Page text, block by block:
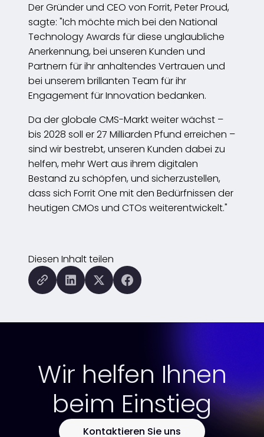
Der Gründer und CEO von Forrit, Peter Proud,
sagte: "Ich möchte mich bei den National
Technology Awards für diese unglaubliche
Anerkennung, bei unseren Kunden und
Partnern für ihr anhaltendes Vertrauen und
bei unserem brillanten Team für ihr
Engagement für Innovation bedanken.
Da der globale CMS-Markt weiter wächst –
bis 2028 soll er 27 Milliarden Pfund erreichen –
sind wir bestrebt, unseren Kunden dabei zu
helfen, mehr Wert aus ihrem digitalen
Bestand zu schöpfen, und sicherzustellen,
dass sich Forrit One mit den Bedürfnissen der
heutigen CMOs und CTOs weiterentwickelt."
Diesen Inhalt teilen
Kopieren Sie diese Seite in die Zwischenablage
Diese Seite auf LinkedIn teilen
Diese Seite mit X teilen
Diese Seite auf
Wir helfen Ihnen
beim Einstieg
Kontaktieren Sie uns